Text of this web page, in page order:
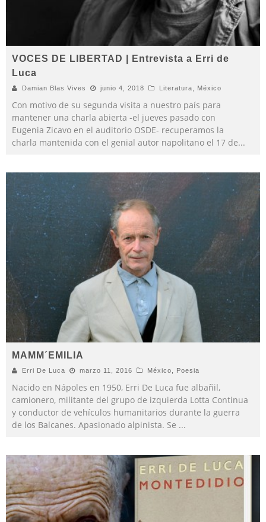
VOCES DE LIBERTAD | Entrevista a Erri de
Luca
Damian Blas Vives junio 4, 2018 Literatura México
Con motivo de su segunda visita a nuestro país para
mantener una charla abierta -el jueves pasado con
Eugenia Zicavo en el auditorio OSDE- recuperamos la
charla mantenida con el genial autor napolitano el 17 de...
MAMM´EMILIA
Erri De Luca marzo 11, 2016 México Poesia
Nacido en Nápoles en 1950, Erri De Luca fue albañil,
camionero, militante del grupo de izquierda Lotta Continua
y conductor de vehículos humanitarios durante la guerra
de los Balcanes. Apasionado alpinista. Se ...